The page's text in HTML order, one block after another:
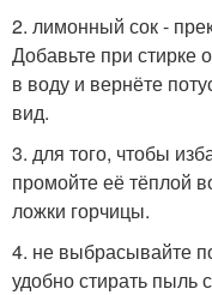
2. лимонный сок -
Добавьте при стирке
в воду и вернёте
вид.
3. для того, чтобы
промойте её тёплой
ложки горчицы.
4. не выбрасывайте
удобно стирать пыль